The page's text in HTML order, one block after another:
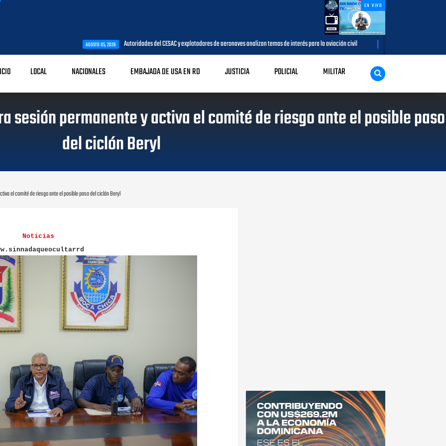
EN VIVO
Autoridades del CESAC y explotadores de aeronaves analizan temas de interés para la aviación civil AGOSTO 05, 2026 Más de 7,7 millones de
LOCAL NACIONALES EMBAJADA DE USA EN RD JUSTICIA POLICIAL MILITAR
sesión permanente y activa el comité de riesgo ante el posible paso
del ciclón Beryl
el comité de riesgo ante el posible paso del ciclón Beryl
Noticias